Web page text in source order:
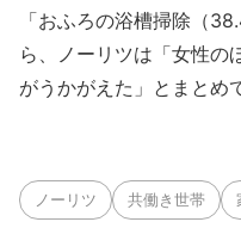
「おふろの浴槽掃除（
ら、ノーリツは「女性の
がうかがえた」とまとめ
ノーリツ 共働き世帯